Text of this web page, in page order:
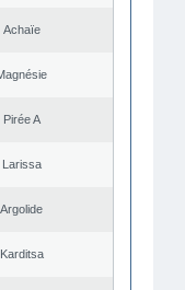
Achaïe
Pirée A
Larissa
Argolide
Karditsa